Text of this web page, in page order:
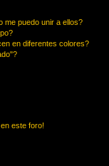
me puedo unir a ellos?
en diferentes colores?
este foro!